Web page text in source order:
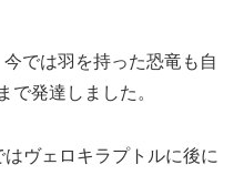
では羽を持った恐竜も自
で発達しました。
はヴェロキラプトルに後に